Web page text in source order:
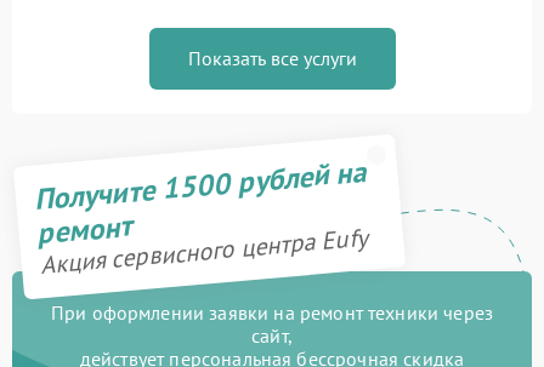
Показать все услуги
Получите 1500 рублей на
ремонт
Акция сервисного центра Eufy
При оформлении заявки на ремонт техники через
сайт,
действует персональная бессрочная скидка